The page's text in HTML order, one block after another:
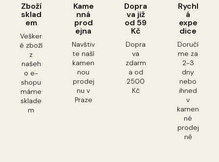
Zboží
sklad
em
Vešker
é zboží
z
našeh
o e-
shopu
máme
sklade
m
Kame
nná
prod
ejna
Navštiv
te naší
kamen
nou
prodej
nu v
Praze
Dopra
va již
od 59
Kč
Dopra
va
zdarm
a od
2500
Kč
Rychl
á
expe
dice
Doručí
me za
2-3
dny
nebo
ihned
v
kamen
né
prodej
ně